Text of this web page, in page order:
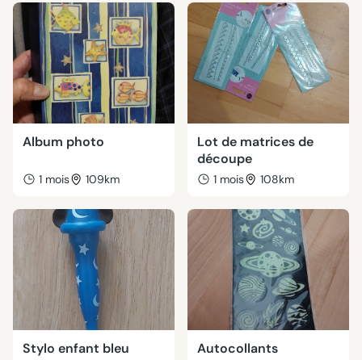
Album photo
1 mois 109km
Lot de matrices de
découpe
1 mois 108km
Stylo enfant bleu
Autocollants